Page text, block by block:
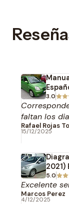
3.0
faltan los
Rafael Rojas
15/12/2025
2021)
5.0
Excelente
Marcos Perez
4/12/2025